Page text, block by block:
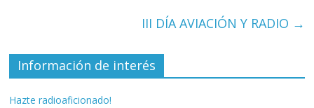
III DÍA AVIACIÓN Y RADIO →
Información de interés
Hazte radioaficionado!